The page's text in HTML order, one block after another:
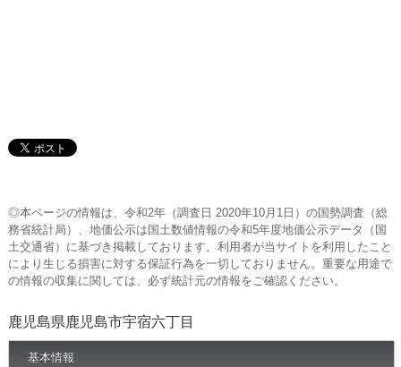
◎本ページの情報は、令和2年（調査日 2020年10月1日）の国勢調査（総
務省統計局）、地価公示は国土数値情報の令和5年度地価公示データ（国
土交通省）に基づき掲載しております。利用者が当サイトを利用したこと
により生じる損害に対する保証行為を一切しておりません。重要な用途で
の情報の収集に関しては、必ず統計元の情報をご確認ください。
鹿児島県鹿児島市宇宿六丁目
基本情報